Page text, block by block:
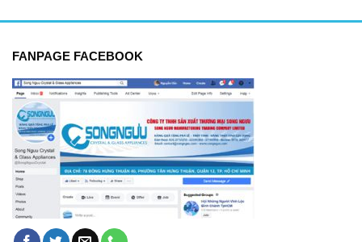
FANPAGE FACEBOOK